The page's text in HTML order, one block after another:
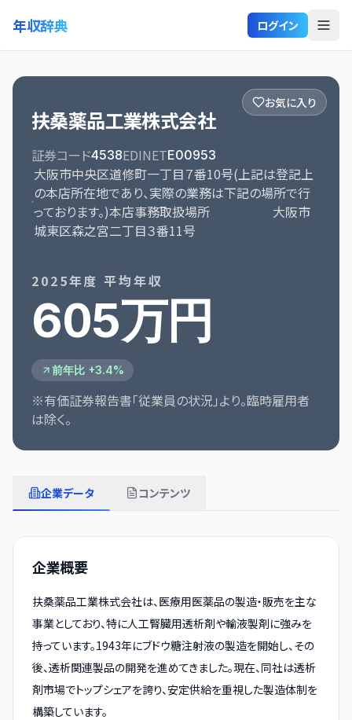
年収辞典 ログイン
お気に入り
扶桑薬品工業株式会社
証券コード4538EDINETE00953
大阪市中央区道修町一丁目７番10号(上記は登記上
の本店所在地であり、実際の業務は下記の場所で行
っております。)本店事務取扱場所 大阪市
城東区森之宮二丁目３番11号
2025年度 平均年収
605万円
前年比 +3.4%
※有価証券報告書「従業員の状況」より。臨時雇用者
は除く。
企業データ コンテンツ
企業概要
扶桑薬品工業株式会社は、医療用医薬品の製造・販売を主な
事業としており、特に人工腎臓用透析剤や輸液製剤に強みを
持っています。1943年にブドウ糖注射液の製造を開始し、その
後、透析関連製品の開発を進めてきました。現在、同社は透析
剤市場でトップシェアを誇り、安定供給を重視した製造体制を
構築しています。